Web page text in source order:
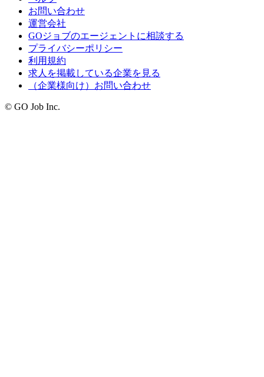
お問い合わせ
運営会社
GOジョブのエージェントに相談する
プライバシーポリシー
利用規約
求人を掲載している企業を見る
（企業様向け）お問い合わせ
© GO Job Inc.